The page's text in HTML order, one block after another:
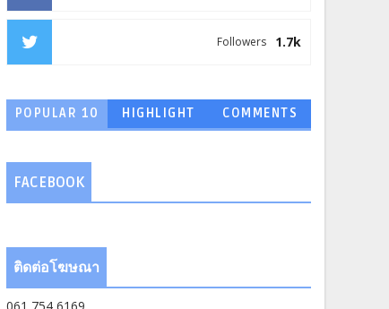
1.7k
Followers
POPULAR 10 HIGHLIGHT COMMENTS
FACEBOOK
ติดต่อโฆษณา